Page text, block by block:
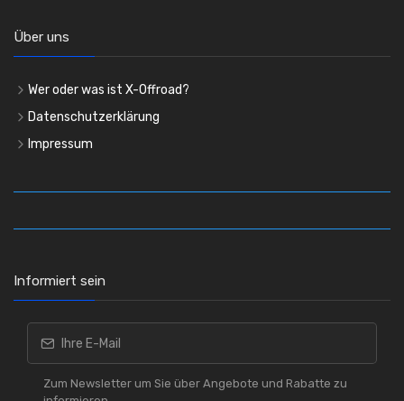
Über uns
Wer oder was ist X-Offroad?
Datenschutzerklärung
Impressum
Informiert sein
Zum Newsletter um Sie über Angebote und Rabatte zu